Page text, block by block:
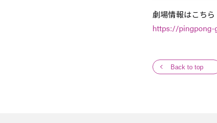
劇場情報はこちら
https://pingpong-
Back to top